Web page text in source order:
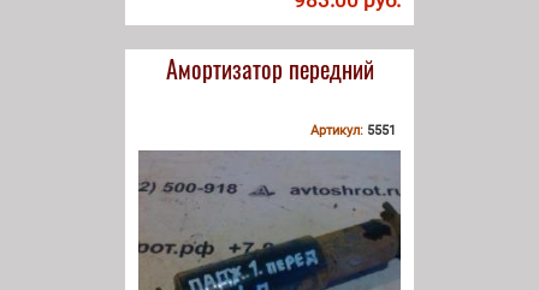
Амортизатор передний
Артикул: 5551